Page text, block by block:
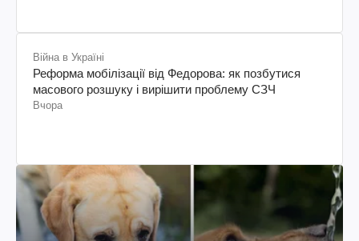
Війна в Україні
Реформа мобілізації від Федорова: як позбутися
масового розшуку і вирішити проблему СЗЧ
Вчора